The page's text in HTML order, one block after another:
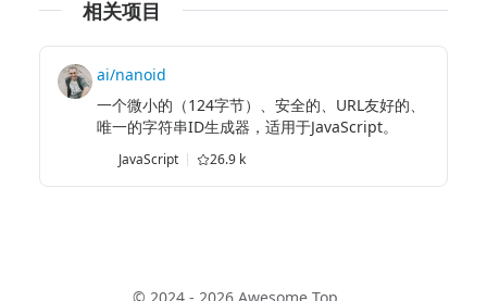
相关项目
ai/nanoid
一个微小的（124字节）、安全的、URL友好的、
唯一的字符串ID生成器，适用于JavaScript。
JavaScript 26.9 k